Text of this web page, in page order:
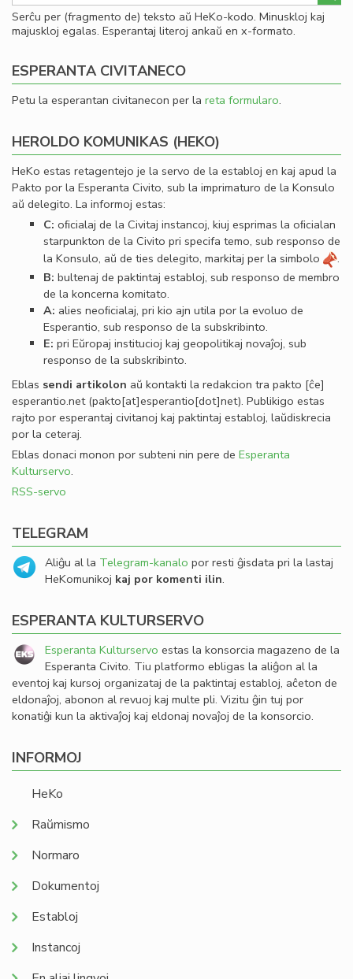
Serĉu per (fragmento de) teksto aŭ HeKo-kodo. Minuskloj kaj
majuskloj egalas. Esperantaj literoj ankaŭ en x-formato.
ESPERANTA CIVITANECO
Petu la esperantan civitanecon per la reta formularo.
HEROLDO KOMUNIKAS (HEKO)
HeKo estas retagentejo je la servo de la establoj en kaj apud la
Pakto por la Esperanta Civito, sub la imprimaturo de la Konsulo
aŭ delegito. La informoj estas:
C: oﬁcialaj de la Civitaj instancoj, kiuj esprimas la oﬁcialan
starpunkton de la Civito pri specifa temo, sub responso de
la Konsulo, aŭ de ties delegito, markitaj per la simbolo
.
B: bultenaj de paktintaj establoj, sub responso de membro
de la koncerna komitato.
A: alies neoﬁcialaj, pri kio ajn utila por la evoluo de
Esperantio, sub responso de la subskribinto.
E: pri Eŭropaj institucioj kaj geopolitikaj novaĵoj, sub
responso de la subskribinto.
Eblas sendi artikolon aŭ kontakti la redakcion tra pakto [ĉe]
esperantio.net(pakto[at]esperantio[dot]net). Publikigo estas
rajto por esperantaj civitanoj kaj paktintaj establoj, laŭdiskrecia
por la ceteraj.
Eblas donaci monon por subteni nin pere de Esperanta
Kulturservo.
RSS-servo
TELEGRAM
Aliĝu al la Telegram-kanalo por resti ĝisdata pri la lastaj
HeKomunikoj kaj por komenti ilin.
ESPERANTA KULTURSERVO
Esperanta Kulturservo estas la konsorcia magazeno de la
Esperanta Civito. Tiu platformo ebligas la aliĝon al la
eventoj kaj kursoj organizataj de la paktintaj establoj, aĉeton de
eldonaĵoj, abonon al revuoj kaj multe pli. Vizitu ĝin tuj por
konatiĝi kun la aktivaĵoj kaj eldonaj novaĵoj de la konsorcio.
INFORMOJ
HeKo
Raŭmismo
Normaro
Dokumentoj
Establoj
Instancoj